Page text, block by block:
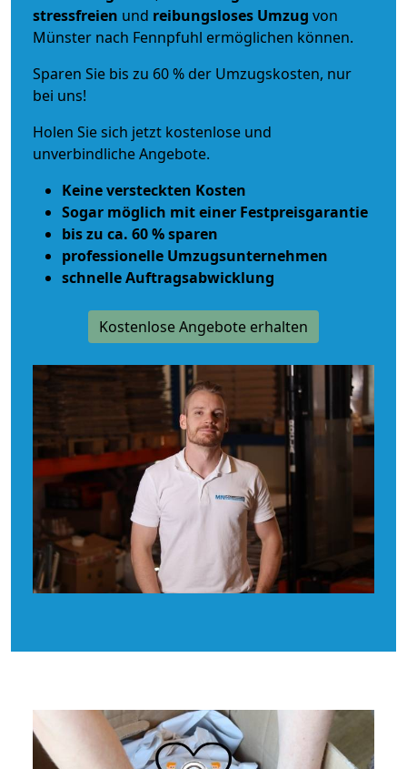
stressfreien und reibungsloses Umzug von
Münster nach Fennpfuhl ermöglichen können.
Sparen Sie bis zu 60 % der Umzugskosten, nur
bei uns!
Holen Sie sich jetzt kostenlose und
unverbindliche Angebote.
Keine versteckten Kosten
Sogar möglich mit einer Festpreisgarantie
bis zu ca. 60 % sparen
professionelle Umzugsunternehmen
schnelle Auftragsabwicklung
Kostenlose Angebote erhalten